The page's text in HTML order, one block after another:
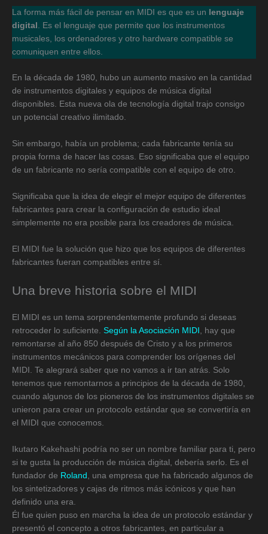
La forma más fácil de pensar en MIDI es que es un lenguaje
digital . Es el lenguaje que permite que los instrumentos
musicales, los ordenadores y otro hardware compatible se
comuniquen entre ellos.
En la década de 1980, hubo un aumento masivo en la cantidad
de instrumentos digitales y equipos de música digital
disponibles. Esta nueva ola de tecnología digital trajo consigo
un potencial creativo ilimitado.
Sin embargo, había un problema; cada fabricante tenía su
propia forma de hacer las cosas. Eso significaba que el equipo
de un fabricante no sería compatible con el equipo de otro.
Significaba que la idea de elegir el mejor equipo de diferentes
fabricantes para crear la configuración de estudio ideal
simplemente no era posible para los creadores de música.
El MIDI fue la solución que hizo que los equipos de diferentes
fabricantes fueran compatibles entre sí.
Una breve historia sobre el MIDI
El MIDI es un tema sorprendentemente profundo si deseas
retroceder lo suficiente. Según la Asociación MIDI
, hay que
remontarse al año 850 después de Cristo y a los primeros
instrumentos mecánicos para comprender los orígenes del
MIDI. Te alegrará saber que no vamos a ir tan atrás. Solo
tenemos que remontarnos a principios de la década de 1980,
cuando algunos de los pioneros de los instrumentos digitales se
unieron para crear un protocolo estándar que se convertiría en
el MIDI que conocemos.
Ikutaro Kakehashi podría no ser un nombre familiar para ti, pero
si te gusta la producción de música digital, debería serlo. Es el
fundador de Roland
, una empresa que ha fabricado algunos de
los sintetizadores y cajas de ritmos más icónicos y que han
definido una era.
Él fue quien puso en marcha la idea de un protocolo estándar y
presentó el concepto a otros fabricantes, en particular a